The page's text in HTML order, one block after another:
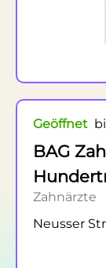
Geöffnet
BAG
Zahnärzte
Neusser